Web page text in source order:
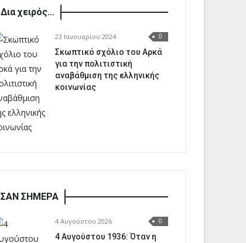
Δια χειρός...
23 Ιανουαρίου 2024 0
Σκωπτικό σχόλιο του Αρκά
για την πολιτιστική
αναβάθμιση της ελληνικής
κοινωνίας
ΣΑΝ ΣΗΜΕΡΑ
4 Αυγούστου 2026 0
4 Αυγούστου 1936: Όταν η